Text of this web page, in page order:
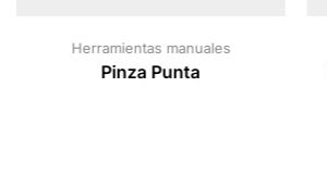
Herramientas manuales
Pinza Punta